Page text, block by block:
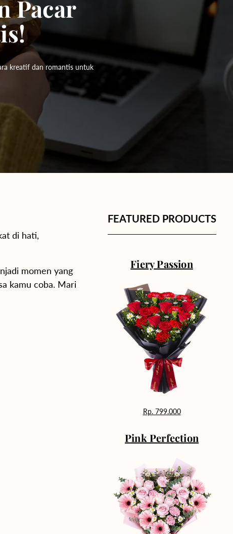
Pacar
kreatif dan romantis untuk
di hati,
momen yang
kamu coba. Mari
FEATURED PRODUCTS
Fiery Passion
Rp. 799.000
Pink Perfection